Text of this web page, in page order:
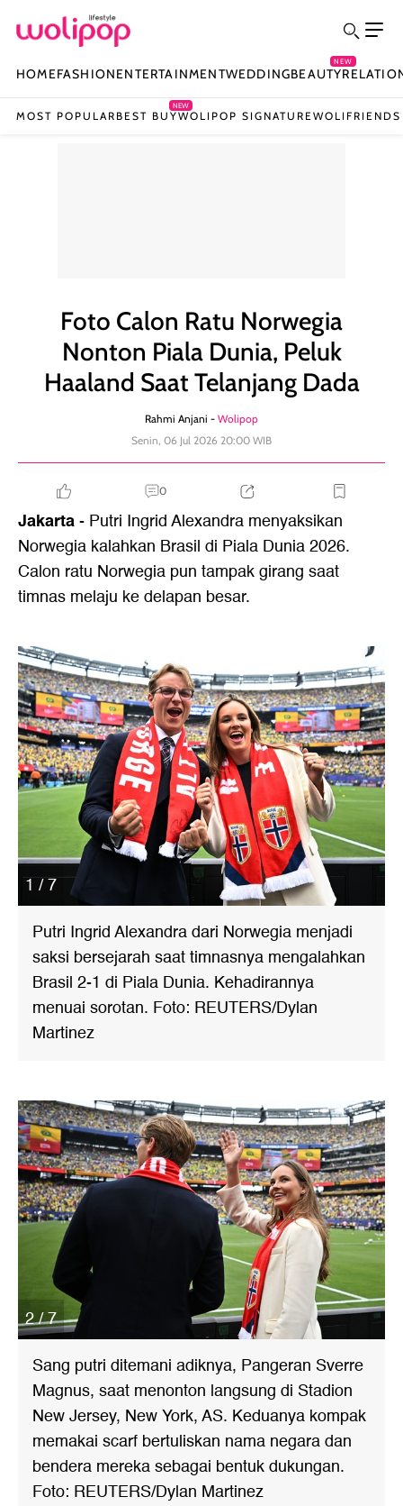
HOMEFASHIONENTERTAINMENTWEDDINGBEAUTY
NEW
MOST POPULAR BEST BUY
NEW
WOLIPOP SIGNATUREWOLIFRIENDS
Foto Calon Ratu Norwegia
Nonton Piala Dunia, Peluk
Haaland Saat Telanjang Dada
Rahmi Anjani - Wolipop
Senin, 06 Jul 2026 20:00 WIB
0
Jakarta- Putri Ingrid Alexandra menyaksikan
Norwegia kalahkan Brasil di Piala Dunia 2026.
Calon ratu Norwegia pun tampak girang saat
timnas melaju ke delapan besar.
1 / 7
Putri Ingrid Alexandra dari Norwegia menjadi
saksi bersejarah saat timnasnya mengalahkan
Brasil 2-1 di Piala Dunia. Kehadirannya
menuai sorotan. Foto: REUTERS/Dylan
Martinez
2 / 7
Sang putri ditemani adiknya, Pangeran Sverre
Magnus, saat menonton langsung di Stadion
New Jersey, New York, AS. Keduanya kompak
memakai scarf bertuliskan nama negara dan
bendera mereka sebagai bentuk dukungan.
Foto: REUTERS/Dylan Martinez